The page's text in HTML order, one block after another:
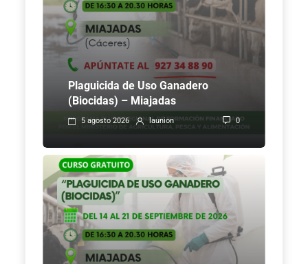
Plaguicida de Uso Ganadero
(Biocidas) – Miajadas
5 agosto 2026 launion 0